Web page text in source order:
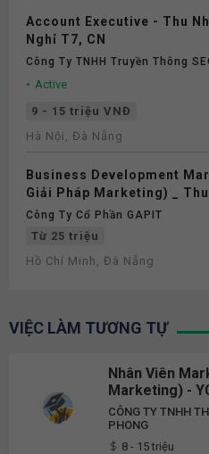
Account Executive - Thu
Nghỉ T7, CN
Công Ty TNHH Truyền Thông
Active
9 - 15 triệu VNĐ
Hà Nội, Đà Nẵng
Business Development
Giải Pháp Marketing) _ Thu
Nghỉ T7,CN
Công Ty Cổ Phần GAPIT
Từ 25 triệu
Hồ Chí Minh, Đà Nẵng
VIỆC LÀM TƯƠNG TỰ
Nhân Viên
Marketing) -
Lương Up To
CÔNG TY TNHH
PHONG
8 - 15 triệu